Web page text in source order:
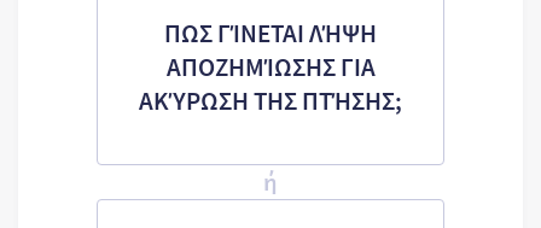
ΠΩΣ ΓΊΝΕΤΑΙ ΛΉΨΗ
ΑΠΟΖΗΜΊΩΣΗΣ ΓΙΑ
ΑΚΎΡΩΣΗ ΤΗΣ ΠΤΉΣΗΣ;
ή